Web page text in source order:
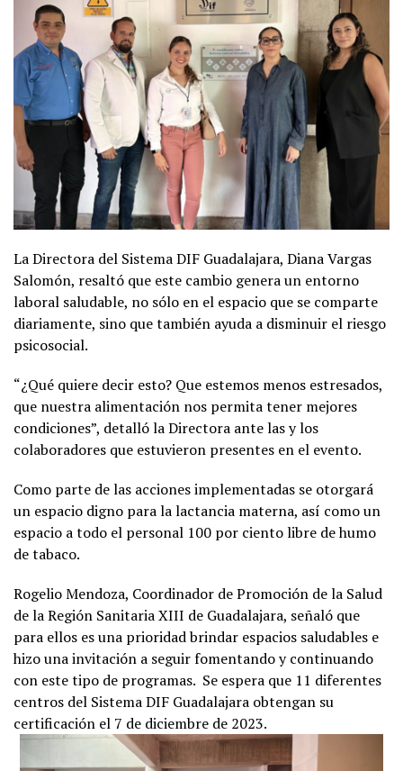
La Directora del Sistema DIF Guadalajara, Diana Vargas
Salomón, resaltó que este cambio genera un entorno
laboral saludable, no sólo en el espacio que se comparte
diariamente, sino que también ayuda a disminuir el riesgo
psicosocial.
“¿Qué quiere decir esto? Que estemos menos estresados,
que nuestra alimentación nos permita tener mejores
condiciones”, detalló la Directora ante las y los
colaboradores que estuvieron presentes en el evento.
Como parte de las acciones implementadas se otorgará
un espacio digno para la lactancia materna, así como un
espacio a todo el personal 100 por ciento libre de humo
de tabaco.
Rogelio Mendoza, Coordinador de Promoción de la Salud
de la Región Sanitaria XIII de Guadalajara, señaló que
para ellos es una prioridad brindar espacios saludables e
hizo una invitación a seguir fomentando y continuando
con este tipo de programas. Se espera que 11 diferentes
centros del Sistema DIF Guadalajara obtengan su
certificación el 7 de diciembre de 2023.